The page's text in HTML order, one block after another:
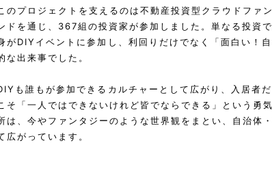
のプロジェクトを支えるのは不動産投資型クラウドファ
ドを通じ、367組の投資家が参加しました。単なる投資
がDIYイベントに参加し、利回りだけでなく「面白い！
な出来事でした。
も誰もが参加できるカルチャーとして広がり、入居者
そ「一人ではできないけれど皆でならできる」という勇
は、今やファンタジーのような世界観をまとい、自治体
広がっています。